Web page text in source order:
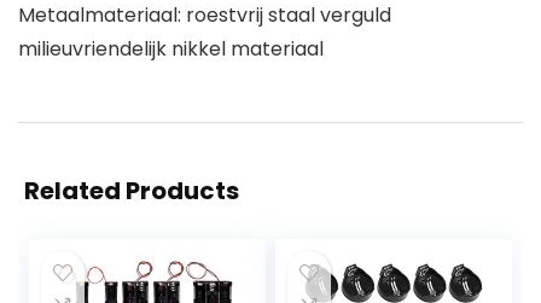
Metaalmateriaal: roestvrij staal verguld
milieuvriendelijk nikkel materiaal
Related Products